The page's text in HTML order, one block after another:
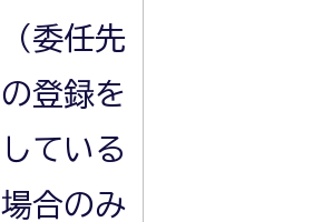
（委任先
の登録を
している
場合のみ